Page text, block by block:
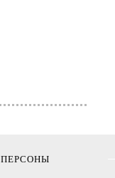
ПЕРСОНЫ